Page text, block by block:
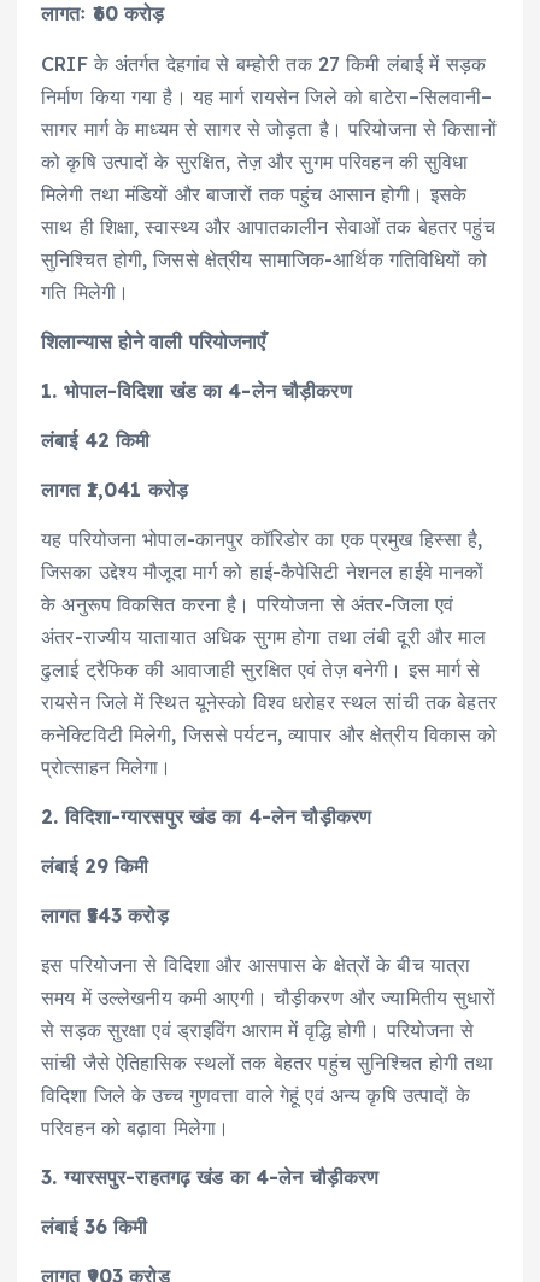
लागतः ₹60 करोड़
CRIF के अंतर्गत देहगांव से बम्होरी तक 27 किमी लंबाई में सड़क
निर्माण किया गया है। यह मार्ग रायसेन जिले को बाटेरा–सिलवानी–
सागर मार्ग के माध्यम से सागर से जोड़ता है। परियोजना से किसानों
को कृषि उत्पादों के सुरक्षित, तेज़ और सुगम परिवहन की सुविधा
मिलेगी तथा मंडियों और बाजारों तक पहुंच आसान होगी। इसके
साथ ही शिक्षा, स्वास्थ्य और आपातकालीन सेवाओं तक बेहतर पहुंच
सुनिश्चित होगी, जिससे क्षेत्रीय सामाजिक-आर्थिक गतिविधियों को
गति मिलेगी।
शिलान्यास होने वाली परियोजनाएँ
1. भोपाल-विदिशा खंड का 4-लेन चौड़ीकरण
लंबाई 42 किमी
लागत ₹1,041 करोड़
यह परियोजना भोपाल-कानपुर कॉरिडोर का एक प्रमुख हिस्सा है,
जिसका उद्देश्य मौजूदा मार्ग को हाई-कैपेसिटी नेशनल हाईवे मानकों
के अनुरूप विकसित करना है। परियोजना से अंतर-जिला एवं
अंतर-राज्यीय यातायात अधिक सुगम होगा तथा लंबी दूरी और माल
ढुलाई ट्रैफिक की आवाजाही सुरक्षित एवं तेज़ बनेगी। इस मार्ग से
रायसेन जिले में स्थित यूनेस्को विश्व धरोहर स्थल सांची तक बेहतर
कनेक्टिविटी मिलेगी, जिससे पर्यटन, व्यापार और क्षेत्रीय विकास को
प्रोत्साहन मिलेगा।
2. विदिशा-ग्यारसपुर खंड का 4-लेन चौड़ीकरण
लंबाई 29 किमी
लागत ₹543 करोड़
इस परियोजना से विदिशा और आसपास के क्षेत्रों के बीच यात्रा
समय में उल्लेखनीय कमी आएगी। चौड़ीकरण और ज्यामितीय सुधारों
से सड़क सुरक्षा एवं ड्राइविंग आराम में वृद्धि होगी। परियोजना से
सांची जैसे ऐतिहासिक स्थलों तक बेहतर पहुंच सुनिश्चित होगी तथा
विदिशा जिले के उच्च गुणवत्ता वाले गेहूं एवं अन्य कृषि उत्पादों के
परिवहन को बढ़ावा मिलेगा।
3. ग्यारसपुर-राहतगढ़ खंड का 4-लेन चौड़ीकरण
लंबाई 36 किमी
लागत ₹903 करोड़